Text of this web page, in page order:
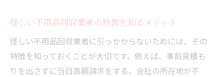
不用品処分時の不安をなくすための知識
初めての不用品回収でも安心するための流
不用品回収サービスでよくある質問と回答
怪しい不用品回収業者の特徴を知るメリット
怪しい不用品回収業者に引っかからないためには、その
特徴を知っておくことが大切です。例えば、事前見積も
りを出さずに当日高額請求をする、会社の所在地が不